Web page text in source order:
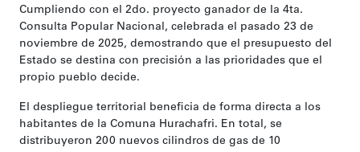
Cumpliendo con el 2do. proyecto ganador de la 4ta.
Consulta Popular Nacional, celebrada el pasado 23 de
noviembre de 2025, demostrando que el presupuesto del
Estado se destina con precisión a las prioridades que el
propio pueblo decide.
El despliegue territorial beneficia de forma directa a los
habitantes de la Comuna Hurachafri. En total, se
distribuyeron 200 nuevos cilindros de gas de 10